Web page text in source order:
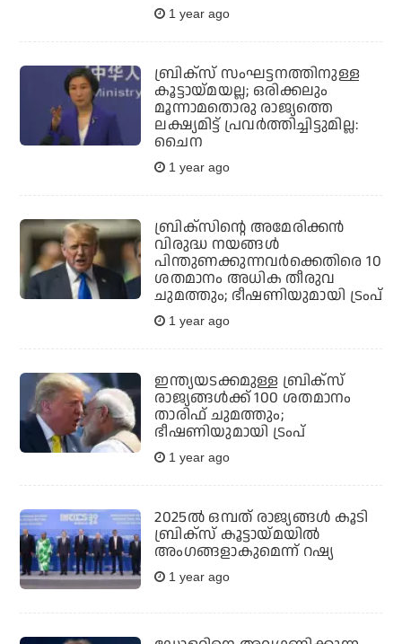
1 year ago
ബ്രിക്‌സ് സംഘട്ടനത്തിനുള്ള
കൂട്ടായ്മയല്ല; ഒരിക്കലും
മൂന്നാമതൊരു രാജ്യത്തെ
ലക്ഷ്യമിട്ട് പ്രവര്‍ത്തിച്ചിട്ടുമില്ല:
ചൈന
1 year ago
ബ്രിക്‌സിന്റെ അമേരിക്കൻ
വിരുദ്ധ നയങ്ങൾ
പിന്തുണക്കുന്നവർക്കെതിരെ 10
ശതമാനം അധിക തീരുവ
ചുമത്തും; ഭീഷണിയുമായി ട്രംപ്
1 year ago
ഇന്ത്യയടക്കമുള്ള ബ്രിക്‌സ്
രാജ്യങ്ങള്‍ക്ക് 100 ശതമാനം
താരിഫ് ചുമത്തും;
ഭീഷണിയുമായി ട്രംപ്
1 year ago
2025ല്‍ ഒമ്പത് രാജ്യങ്ങള്‍ കൂടി
ബ്രിക്‌സ് കൂട്ടായ്മയില്‍
അംഗങ്ങളാകുമെന്ന് റഷ്യ
1 year ago